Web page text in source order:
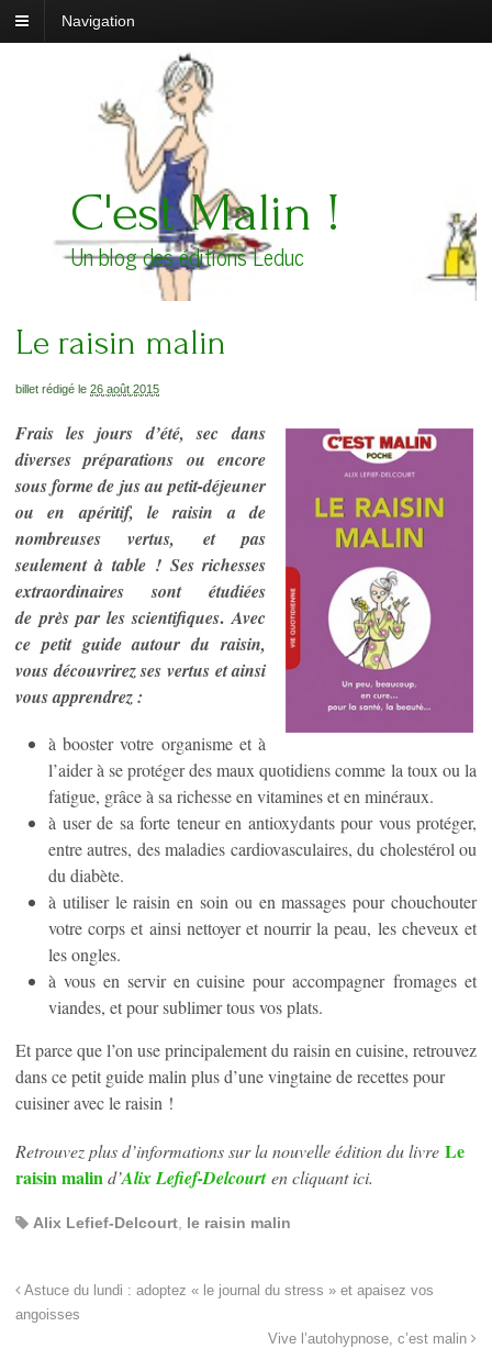
Navigation
C'est Malin !
Un blog des éditions Leduc
Le raisin malin
billet rédigé le 26 août 2015
Frais les jours d’été, sec dans
diverses préparations ou encore
sous forme de jus au petit-déjeuner
ou en apéritif, le raisin a de
nombreuses vertus, et pas
seulement à table ! Ses richesses
extraordinaires sont étudiées
de près par les scientifiques.Avec
ce petit guide autour du raisin,
vous découvrirez ses vertus et ainsi
vous apprendrez :
à booster votre organisme et à
l’aider à se protéger des maux quotidiens comme la toux ou la
fatigue, grâce à sa richesse en vitamines et en minéraux.
à user de sa forte teneur en antioxydants pour vous protéger,
entre autres, des maladies cardiovasculaires, du cholestérol ou
du diabète.
à utiliser le raisin en soin ou en massages pour chouchouter
votre corps et ainsi nettoyer et nourrir la peau, les cheveux et
les ongles.
à vous en servir en cuisine pour accompagner fromages et
viandes, et pour sublimer tous vos plats.
Et parce que l’on use principalement du raisin en cuisine, retrouvez
dans ce petit guide malin plus d’une vingtaine de recettes pour
cuisiner avec le raisin !
Retrouvez plus d’informations sur la nouvelle édition du livre Le
raisin malin d’Alix Lefief-Delcourt en cliquant ici.
Alix Lefief-Delcourt le raisin malin
Astuce du lundi : adoptez « le journal du stress » et apaisez vos
angoisses
Vive l’autohypnose, c’est malin